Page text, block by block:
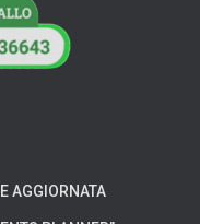
AGGIORNATA